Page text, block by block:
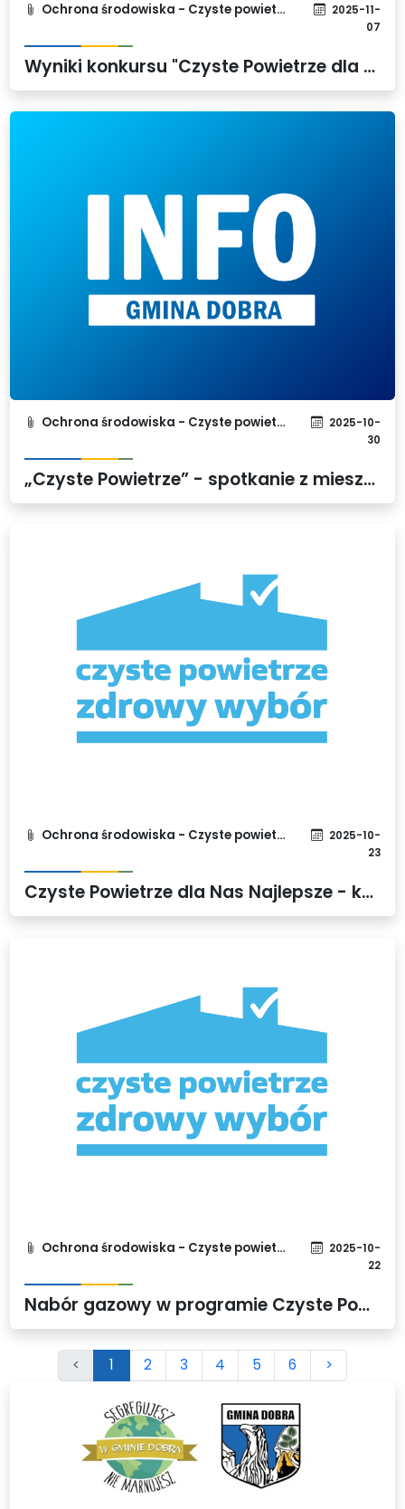
Ochrona środowiska - Czyste powietrze
2025-11-
07
Wyniki konkursu "Czyste Powietrze dla Nas Najlepsze"
Ochrona środowiska - Czyste powietrze
2025-10-
30
„Czyste Powietrze” - spotkanie z mieszkańcami Gminy Dobra
Ochrona środowiska - Czyste powietrze
2025-10-
23
Czyste Powietrze dla Nas Najlepsze - konkurs plastyczny
Ochrona środowiska - Czyste powietrze
2025-10-
22
Nabór gazowy w programie Czyste Powietrze – możliwość składania wniosków nadal otwarta
< 1 2 3 4 5 6 >